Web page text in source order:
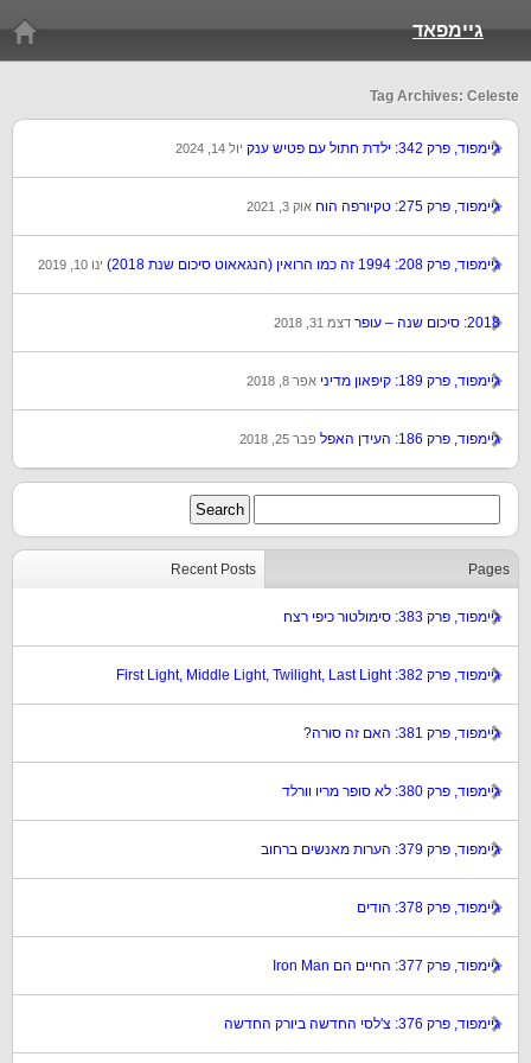
גיימפאד
Tag Archives: Celeste
גיימפוד, פרק 342: ילדת חתול עם פטיש ענק יול 14, 2024
גיימפוד, פרק 275: טקיורפה הוח אוק 3, 2021
גיימפוד, פרק 208: 1994 זה כמו הרואין (הנגאאוט סיכום שנת 2018) ינו 10, 2019
2018: סיכום שנה – עופר דצמ 31, 2018
גיימפוד, פרק 189: קיפאון מדיני אפר 8, 2018
גיימפוד, פרק 186: העידן האפל פבר 25, 2018
Recent Posts Pages
גיימפוד, פרק 383: סימולטור כיפי רצח
גיימפוד, פרק 382: First Light, Middle Light, Twilight, Last Light
גיימפוד, פרק 381: האם זה סורה?
גיימפוד, פרק 380: לא סופר מריו וורלד
גיימפוד, פרק 379: הערות מאנשים ברחוב
גיימפוד, פרק 378: הודים
גיימפוד, פרק 377: החיים הם Iron Man
גיימפוד, פרק 376: צ'לסי החדשה ביורק החדשה